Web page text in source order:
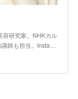
容研究家。NHKカル
師も担当。Insta…